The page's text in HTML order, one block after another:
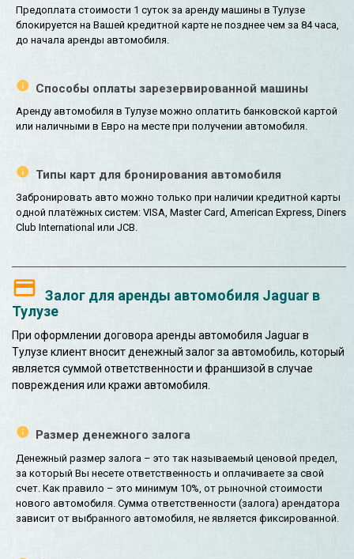
Предоплата стоимости 1 суток за аренду машины в Тулузе
блокируется на Вашей кредитной карте не позднее чем за 84 часа,
до начала аренды автомобиля.
Способы оплаты зарезервированной машины
Аренду автомобиля в Тулузе можно оплатить банковской картой
или наличными в Евро на месте при получении автомобиля.
Типы карт для бронирования автомобиля
Забронировать авто можно только при наличии кредитной карты
одной платёжных систем: VISA, Master Card, American Express, Diners
Club International или JCB.
Залог для аренды автомобиля Jaguar в
Тулузе
При оформлении договора аренды автомобиля Jaguar в
Тулузе клиент вносит денежный залог за автомобиль, который
является суммой ответственности и франшизой в случае
повреждения или кражи автомобиля.
Размер денежного залога
Денежный размер залога – это так называемый ценовой предел,
за который Вы несете ответственность и оплачиваете за свой
счет. Как правило – это минимум 10%, от рыночной стоимости
нового автомобиля. Сумма ответственности (залога) арендатора
зависит от выбранного автомобиля, не является фиксированной.